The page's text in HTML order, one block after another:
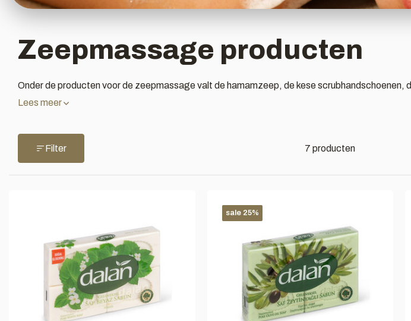
Zeepmassage producten
Onder de producten voor de zeepmassage valt de hamamzeep, de kese scrubhandschoenen,
Lees meer
Filter 7 producten
sale 25%